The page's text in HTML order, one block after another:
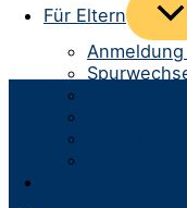
Für Eltern